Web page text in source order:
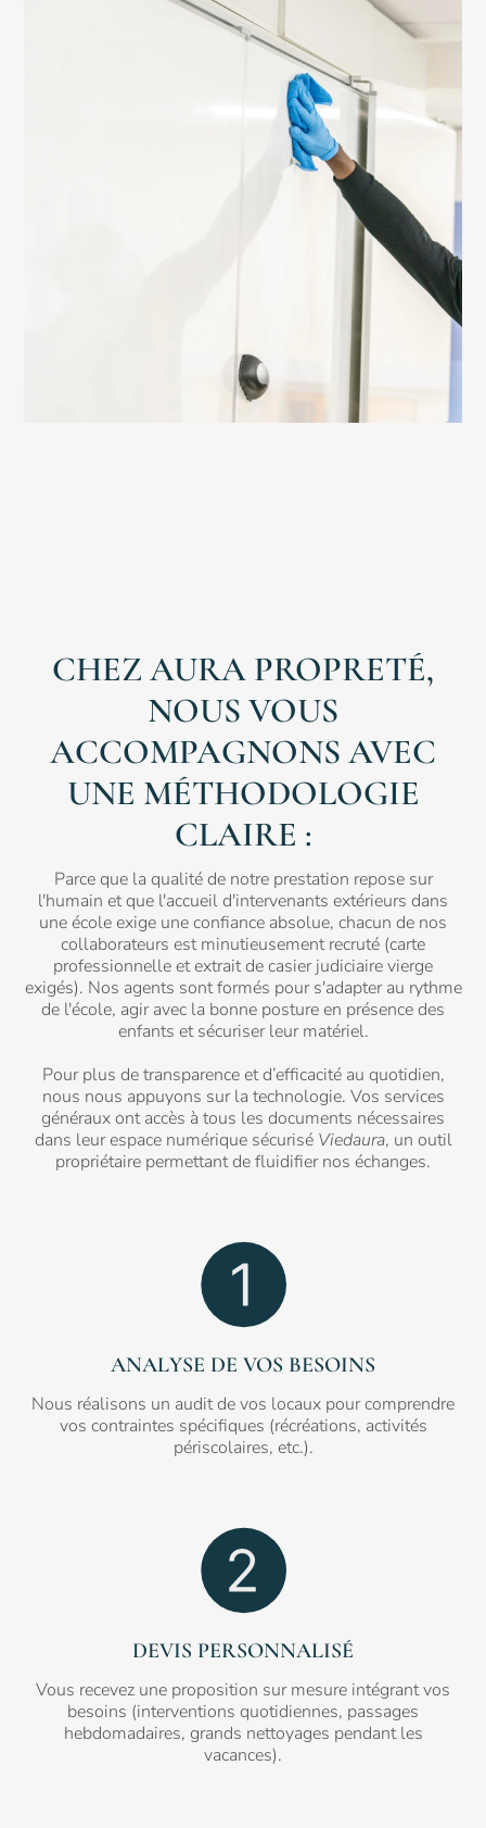
CHEZ AURA PROPRETÉ,
NOUS VOUS
ACCOMPAGNONS AVEC
UNE MÉTHODOLOGIE
CLAIRE :
Parce que la qualité de notre prestation repose sur
l'humain et que l'accueil d'intervenants extérieurs dans
une école exige une confiance absolue, chacun de nos
collaborateurs est minutieusement recruté (carte
professionnelle et extrait de casier judiciaire vierge
exigés). Nos agents sont formés pour s'adapter au rythme
de l'école, agir avec la bonne posture en présence des
enfants et sécuriser leur matériel.
Pour plus de transparence et d’efficacité au quotidien,
nous nous appuyons sur la technologie. Vos services
généraux ont accès à tous les documents nécessaires
dans leur espace numérique sécurisé Viedaura, un outil
propriétaire permettant de fluidifier nos échanges.
ANALYSE DE VOS BESOINS
Nous réalisons un audit de vos locaux pour comprendre
vos contraintes spécifiques (récréations, activités
périscolaires, etc.).
DEVIS PERSONNALISÉ
Vous recevez une proposition sur mesure intégrant vos
besoins (interventions quotidiennes, passages
hebdomadaires, grands nettoyages pendant les
vacances).